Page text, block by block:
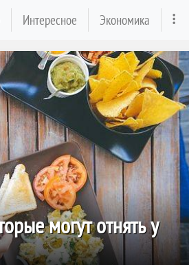
Интересное Экономика
могут отнять у